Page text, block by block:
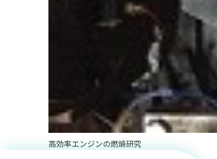
高効率エンジンの燃焼研究
”エンジン
とモータ
ー”実は最
強タッ